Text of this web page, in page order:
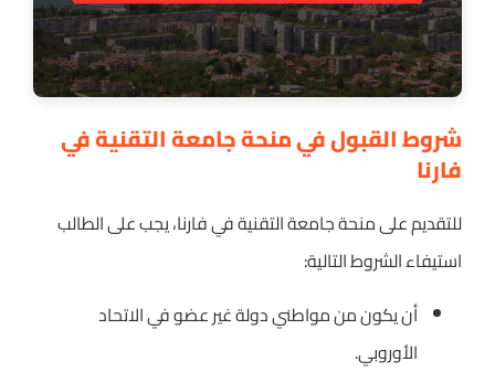
شروط القبول في منحة جامعة التقنية في
فارنا
للتقديم على منحة جامعة التقنية في فارنا، يجب على الطالب
استيفاء الشروط التالية:
أن يكون من مواطني دولة غير عضو في الاتحاد
الأوروبي.